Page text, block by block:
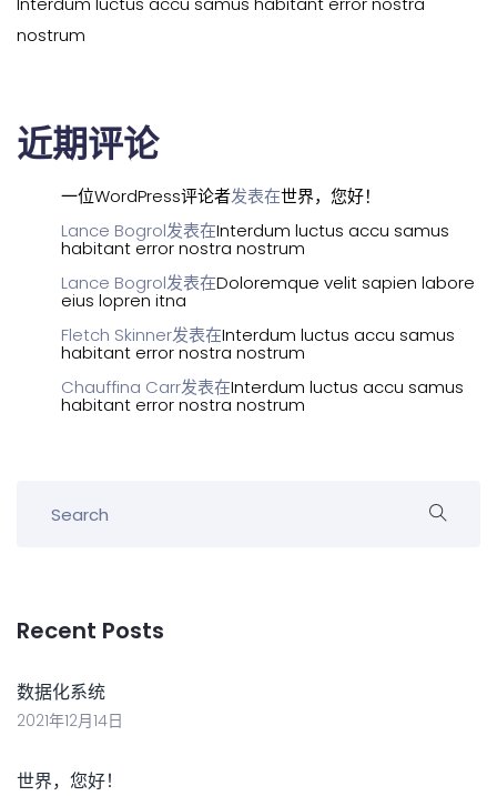
nostrum
近期评论
一位WordPress评论者发表在世界，您好！
Lance Bogrol发表在Interdum luctus accu samus
habitant error nostra nostrum
Lance Bogrol发表在Doloremque velit sapien labore
eius lopren itna
Fletch Skinner发表在Interdum luctus accu samus
habitant error nostra nostrum
Chauffina Carr发表在Interdum luctus accu samus
habitant error nostra nostrum
Recent Posts
数据化系统
2021年12月14日
世界，您好！